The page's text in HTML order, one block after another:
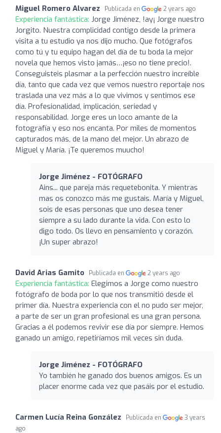
Miguel Romero Alvarez Publicada en 2 years ago
Experiencia fantástica: Jorge Jiménez, !ay¡ Jorge nuestro
Jorgito. Nuestra complicidad contigo desde la primera
visita a tu estudio ya nos dijo mucho. Que fotógrafos
como tú y tu equipo hagan del día de tu boda la mejor
novela que hemos visto jamás…¡eso no tiene precio!.
Conseguisteis plasmar a la perfección nuestro increíble
día, tanto que cada vez que vemos nuestro reportaje nos
traslada una vez más a lo que vivimos y sentimos ese
día. Profesionalidad, implicación, seriedad y
responsabilidad. Jorge eres un loco amante de la
fotografía y eso nos encanta. Por miles de momentos
capturados más, de la mano del mejor. Un abrazo de
Miguel y María. ¡Te queremos muucho!
Jorge Jiménez - FOTÓGRAFO
Ains... que pareja más requetebonita. Y mientras
mas os conozco más me gustais. María y Miguel,
sois de esas personas que uno desea tener
siempre a su lado durante la vida. Con esto lo
digo todo. Os llevo en pensamiento y corazón.
¡Un super abrazo!
David Arias Gamito Publicada en 2 years ago
Experiencia fantástica: Elegimos a Jorge como nuestro
fotógrafo de boda por lo que nos transmitió desde el
primer día. Nuestra experiencia con el no pudo ser mejor,
a parte de ser un gran profesional es una gran persona.
Gracias a él podemos revivir ese día por siempre. Hemos
ganado un amigo, repetiríamos mil veces sin duda.
Jorge Jiménez - FOTÓGRAFO
Yo también he ganado dos buenos amigos. Es un
placer enorme cada vez que pasáis por el estudio.
Carmen Lucía Reina González Publicada en
3 years
ago